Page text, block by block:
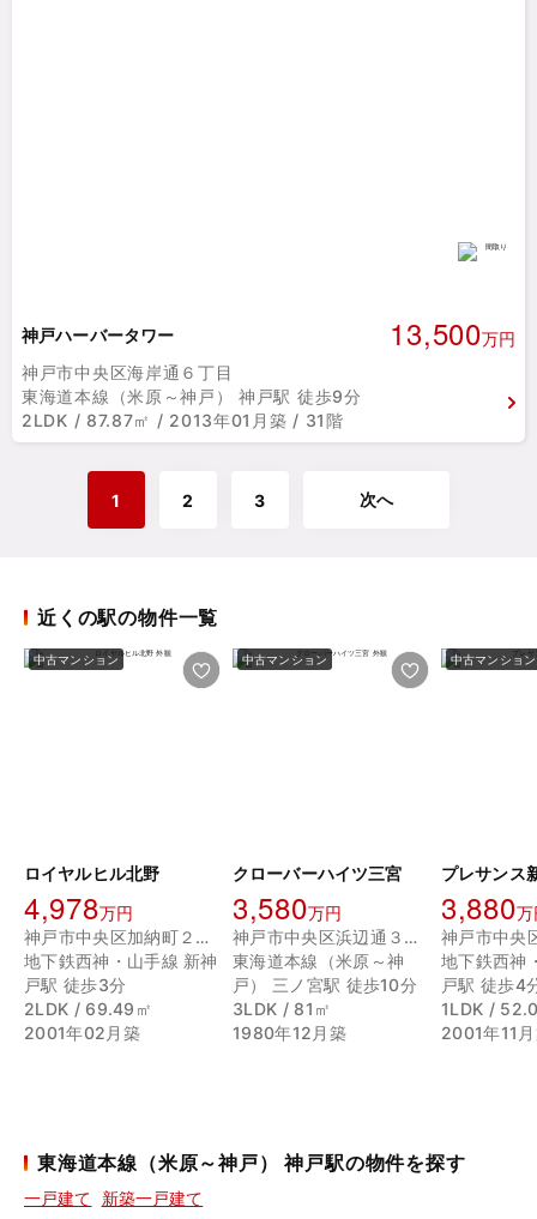
神戸ハーバータワー 13,500万円
神戸市中央区海岸通６丁目
東海道本線（米原～神戸） 神戸駅 徒歩9分
2LDK / 87.87㎡ / 2013年01月築 / 31階
1 2 3 次へ
近くの駅の物件一覧
中古マンション
ロイヤルヒル北野
4,978万円
神戸市中央区加納町２丁目
地下鉄西神・山手線 新神
戸駅 徒歩3分
2LDK / 69.49㎡
2001年02月築
中古マンション
クローバーハイツ三宮
3,580万円
神戸市中央区浜辺通３丁目
東海道本線（米原～神
戸） 三ノ宮駅 徒歩10分
3LDK / 81㎡
1980年12月築
中古マンション
プレサンス
3,880万
地下鉄西神
戸駅 徒歩4
1LDK /
2001年11
東海道本線（米原～神戸） 神戸駅の物件を探す
一戸建て 新築一戸建て